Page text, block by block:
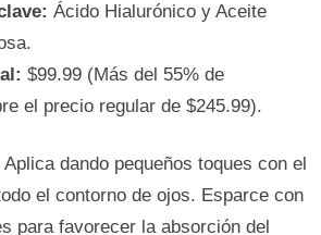
Ácido Hialurónico y Aceite
$99.99 (Más del 55% de
el precio regular de $245.99).
Aplica dando pequeños toques con el
el contorno de ojos. Esparce con
para favorecer la absorción del